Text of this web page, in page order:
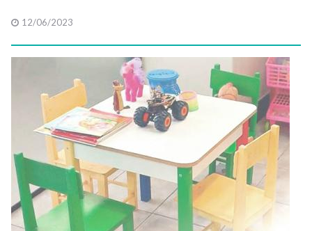
12/06/2023